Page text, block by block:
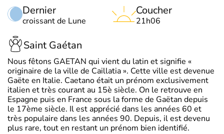
Dernier
croissant de Lune
Coucher
21h06
Saint Gaétan
Nous fêtons GAETAN qui vient du latin et signifie «
originaire de la ville de Caillatia ». Cette ville est devenue
Gaëte en Italie. Caetano était un prénom exclusivement
italien et très courant au 15è siècle. On le retrouve en
Espagne puis en France sous la forme de Gaëtan depuis
le 17ème siècle. Il est apprécié dans les années 60 et
très populaire dans les années 90. Depuis, il est devenu
plus rare, tout en restant un prénom bien identifié.